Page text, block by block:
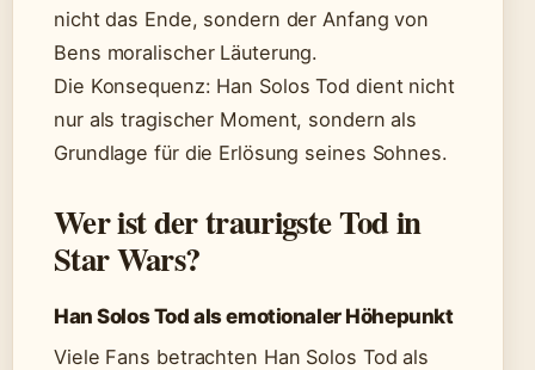
nicht das Ende, sondern der Anfang von
Bens moralischer Läuterung.
Die Konsequenz: Han Solos Tod dient nicht
nur als tragischer Moment, sondern als
Grundlage für die Erlösung seines Sohnes.
Wer ist der traurigste Tod in
Star Wars?
Han Solos Tod als emotionaler Höhepunkt
Viele Fans betrachten Han Solos Tod als